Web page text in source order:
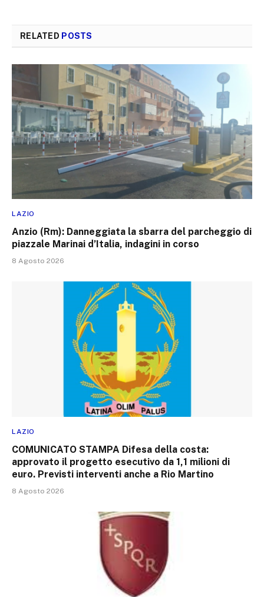
RELATED POSTS
LAZIO
Anzio (Rm): Danneggiata la sbarra del parcheggio di
piazzale Marinai d’Italia, indagini in corso
8 Agosto 2026
LAZIO
COMUNICATO STAMPA Difesa della costa:
approvato il progetto esecutivo da 1,1 milioni di
euro. Previsti interventi anche a Rio Martino
8 Agosto 2026